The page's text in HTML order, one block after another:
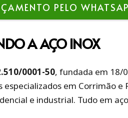
PELO
A AÇO INOX
0001-50, fundada em 18/
especializados em Corrimão e
e industrial. Tudo em